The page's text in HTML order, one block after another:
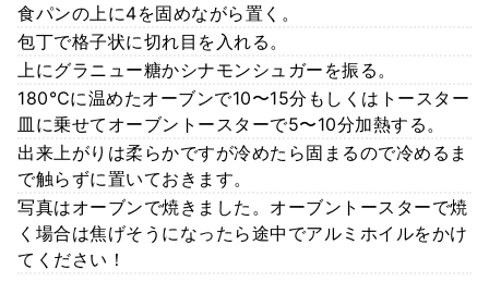
食パンの上に4を固めながら置く。
包丁で格子状に切れ目を入れる。
上にグラニュー糖かシナモンシュガーを振る。
180℃に温めたオーブンで10〜15分もしくはトースター
皿に乗せてオーブントースターで5〜10分加熱する。
出来上がりは柔らかですが冷めたら固まるので冷めるま
で触らずに置いておきます。
写真はオーブンで焼きました。オーブントースターで焼
く場合は焦げそうになったら途中でアルミホイルをかけ
てください！